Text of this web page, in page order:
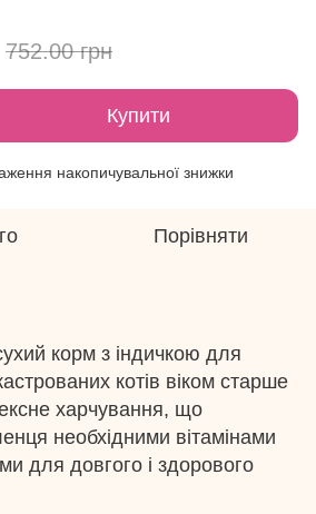
752.00 грн
Купити
накопичувальної знижки
Порівняти
корм з індичкою для
котів віком старше
харчування, що
необхідними вітамінами
для довгого і здорового